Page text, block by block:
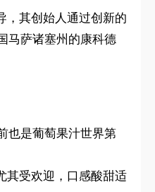
，其创始人通过创新的
马萨诸塞州的康科德
也是葡萄果汁世界第
其受欢迎，口感酸甜适